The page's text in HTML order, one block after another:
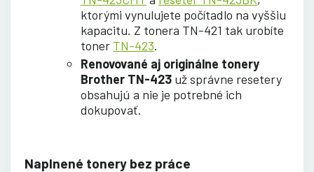
ktorými vynulujete počítadlo na vyššiu
kapacitu. Z tonera TN-421 tak urobíte
toner TN-423.
Renovované aj originálne tonery
Brother TN-423 už správne resetery
obsahujú a nie je potrebné ich
dokupovať.
Naplnené tonery bez práce